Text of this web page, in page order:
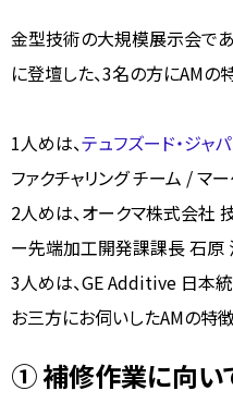
金型技術の大規模展示会で
に登壇した、3名の方にAMの
1人めは、テュフズード・ジャ
ファクチャリング チーム / マ
2人めは、オークマ株式会社
ー先端加工開発課課長 石原
3人めは、GE Additive 日本
お三方にお伺いしたAMの特
① 補修作業に向い